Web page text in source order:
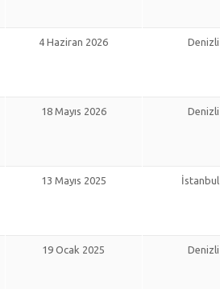
4 Haziran 2026 Denizli
18 Mayıs 2026 Denizli
13 Mayıs 2025 İstanbul
19 Ocak 2025 Denizli